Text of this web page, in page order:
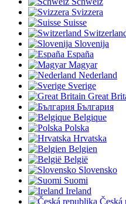
Svizzera
Suisse
Slovenija
España
Magyar
Nederland
Sverige
Great
България
Belgique
Polska
Hrvatska
Belgien
België
Slovensko
Suomi
Ireland
Česká